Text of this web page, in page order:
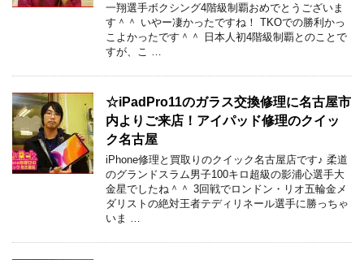
一翔選手ボクシング4階級制覇おめでとうございま
す＾＾ いやー凄かったですね！ TKOでの勝利かっ
こよかったです＾＾ 日本人初4階級制覇とのことで
すが、こ …
☆iPadPro11のガラス交換修理に名古屋市
内よりご来店！アイパッド修理のクイッ
ク名古屋
iPhone修理と買取りのクイック名古屋店です♪ 柔道
のグランドスラム男子100キロ超級の影浦心選手大
金星でしたね＾＾ 3回戦でロンドン・リオ五輪金メ
ダリストの絶対王者テディリネール選手に勝っちゃ
いま …